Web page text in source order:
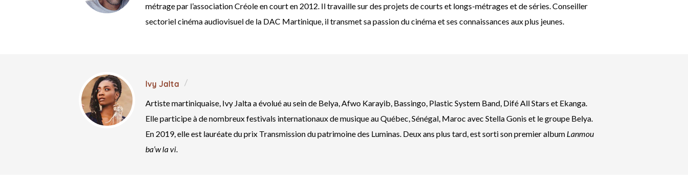
métrage par l’association Créole en court en 2012. Il travaille sur des projets de courts et longs-métrages et de séries. Conseiller
sectoriel cinéma audiovisuel de la DAC Martinique, il transmet sa passion du cinéma et ses connaissances aux plus jeunes.
Ivy Jalta
Artiste martiniquaise, Ivy Jalta a évolué au sein de Belya, Afwo Karayib, Bassingo, Plastic System Band, Difé All Stars et Ekanga.
Elle participe à de nombreux festivals internationaux de musique au Québec, Sénégal, Maroc avec Stella Gonis et le groupe Belya.
En 2019, elle est lauréate du prix Transmission du patrimoine des Luminas. Deux ans plus tard, est sorti son premier album Lanmou
ba’w la vi.